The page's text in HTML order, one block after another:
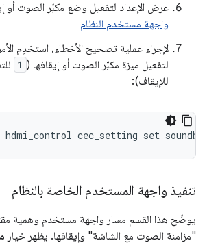
عرض الإعداد لتفعيل وضع مكبّر الصوت أو
واجهة مستخدم النظام
لإجراء عملية تصحيح الأخطاء، استخدِم الأمر
لتفعيل ميزة مكبّر الصوت أو إيقافها ( 1
للإيقاف):
تنفيذ واجهة المستخدم الخاصة بالنظام
يوضّح هذا القسم مسار واجهة مستخدم وهمية
"مزامنة الصوت مع الشاشة" وإيقافها. يظهر خيار